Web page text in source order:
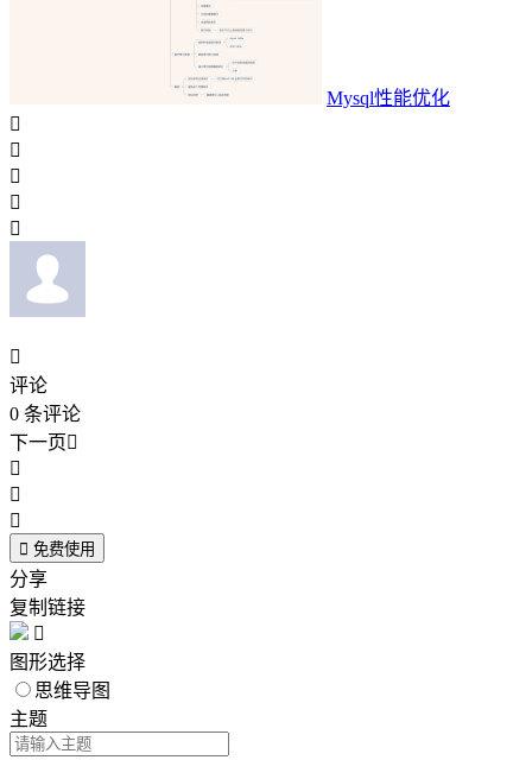
Mysql性能优化






评论
0 条评论
下一页



 免费使用
分享
复制链接

图形选择
思维导图
主题